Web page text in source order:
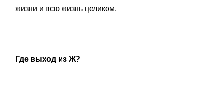
жизни и всю жизнь целиком.
Где выход из Ж?